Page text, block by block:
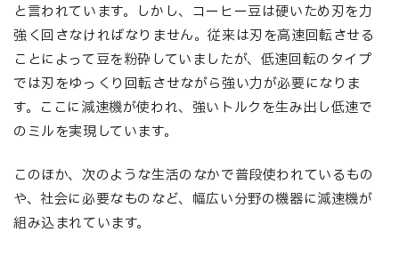
と言われています。しかし、コーヒー豆は硬いため刃を力
強く回さなければなりません。従来は刃を高速回転させる
ことによって豆を粉砕していましたが、低速回転のタイプ
では刃をゆっくり回転させながら強い力が必要になりま
す。ここに減速機が使われ、強いトルクを生み出し低速で
のミルを実現しています。
このほか、次のような生活のなかで普段使われているもの
や、社会に必要なものなど、幅広い分野の機器に減速機が
組み込まれています。